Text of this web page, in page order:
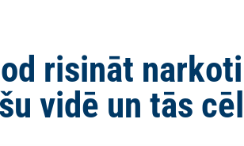
risināt
vidē un tās